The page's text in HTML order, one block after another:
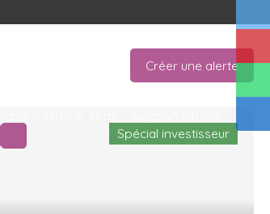
Créer une alerte
Spécial investisseur